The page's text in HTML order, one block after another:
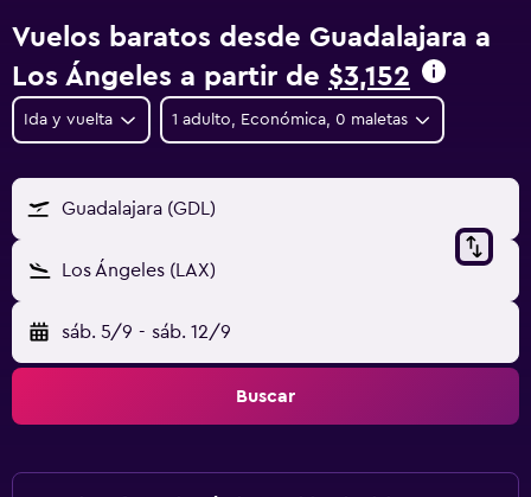
Vuelos baratos desde Guadalajara a
Los Ángeles a partir de $3,152
Ida y vuelta 1 adulto, Económica, 0 maletas
Guadalajara (GDL)
Los Ángeles (LAX)
sáb. 5/9 - sáb. 12/9
Buscar